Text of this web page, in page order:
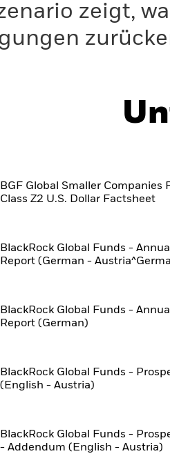
zeigt,
BGF Global Smaller Companies
Class Z2 U.S. Dollar Factsheet
BlackRock Global Funds -
Report (German -
BlackRock Global Funds -
Report (German)
BlackRock Global Funds -
(English - Austria)
BlackRock Global Funds -
- Addendum (English - Austria)